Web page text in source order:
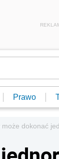
Prawo
może dokonać